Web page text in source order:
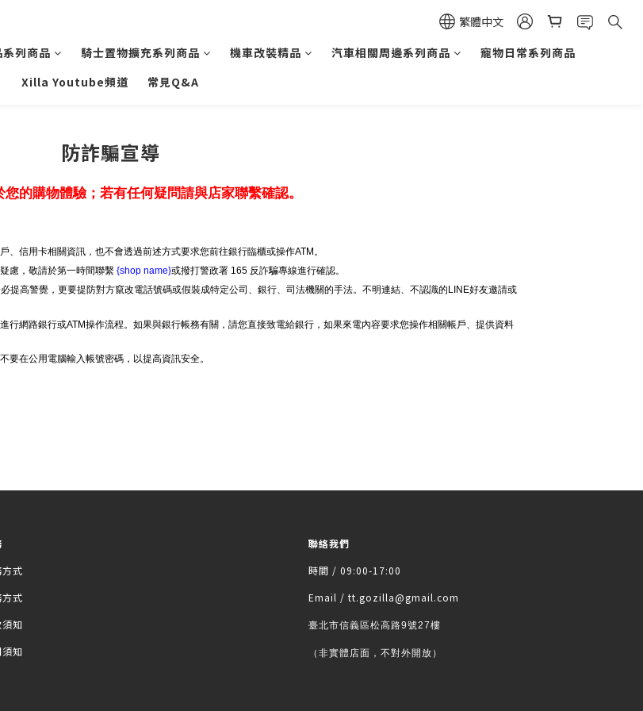
繁體中文
列商品 騎士置物擴充系列商品 機車改裝精品 汽車相關周邊系列商品
寵物日常系列商品
Xilla Youtube頻道
常見Q&A
防詐騙宣導
的購物體驗；若有任何疑問請與店家聯繫確認。
信用卡相關資訊，也不會透過前述方式要求您前往銀行臨櫃或操作ATM。
慮，敬請於第一時間聯繫 {shop name}或撥打警政署 165 反詐騙專線進行確認。
提高警覺，更要提防對方竄改電話號碼或假裝成特定公司、銀行、司法機關的手法。不明連結、不認識的LINE好友邀請或
網路銀行或ATM操作流程。如果與銀行帳務有關，請您直接致電給銀行，如果來電內容要求您操作相關帳戶、提供資料
在公用電腦輸入帳號密碼，以提高資訊安全。
式
式
知
知
聯絡我們
時間 / 09:00-17:00
Email / tt.gozilla@gmail.com
臺北市信義區松高路9號27樓
（非實體店面，不對外開放）